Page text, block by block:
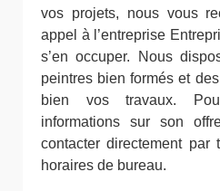
vos projets, nous vous
appel à l’entreprise
s’en occuper. Nous
peintres bien formés et
bien vos travaux.
informations sur son
contacter directement par
horaires de bureau.